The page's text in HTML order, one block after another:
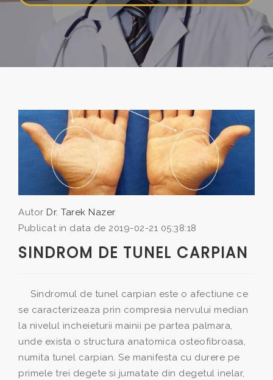
Autor Dr. Tarek Nazer
Publicat in data de 2019-02-21 05:38:18
SINDROM DE TUNEL CARPIAN
Sindromul de tunel carpian este o afectiune ce
se caracterizeaza prin compresia nervului median
la nivelul incheieturii mainii pe partea palmara,
unde exista o structura anatomica osteofibroasa,
numita tunel carpian. Se manifesta cu durere pe
primele trei degete si jumatate din degetul inelar,